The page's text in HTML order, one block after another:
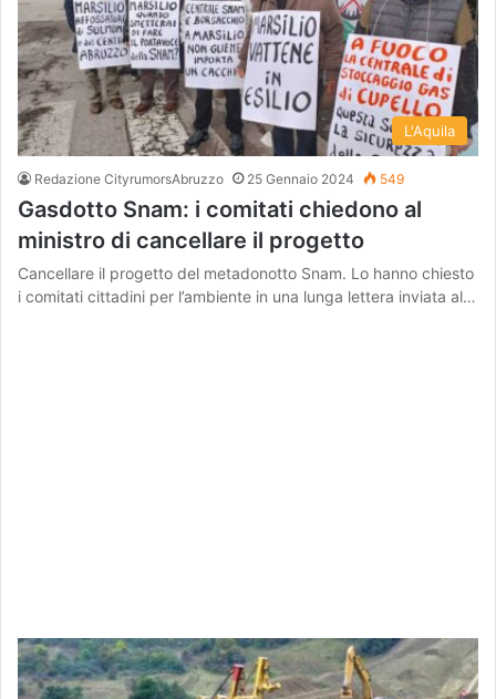
L'Aquila
Redazione CityrumorsAbruzzo 25 Gennaio 2024 549
Gasdotto Snam: i comitati chiedono al
ministro di cancellare il progetto
Cancellare il progetto del metadonotto Snam. Lo hanno chiesto
i comitati cittadini per l’ambiente in una lunga lettera inviata al…